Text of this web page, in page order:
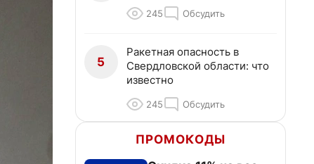
245 Обсудить
5
Ракетная опасность в
Свердловской области: что
известно
245 Обсудить
ПРОМОКОДЫ